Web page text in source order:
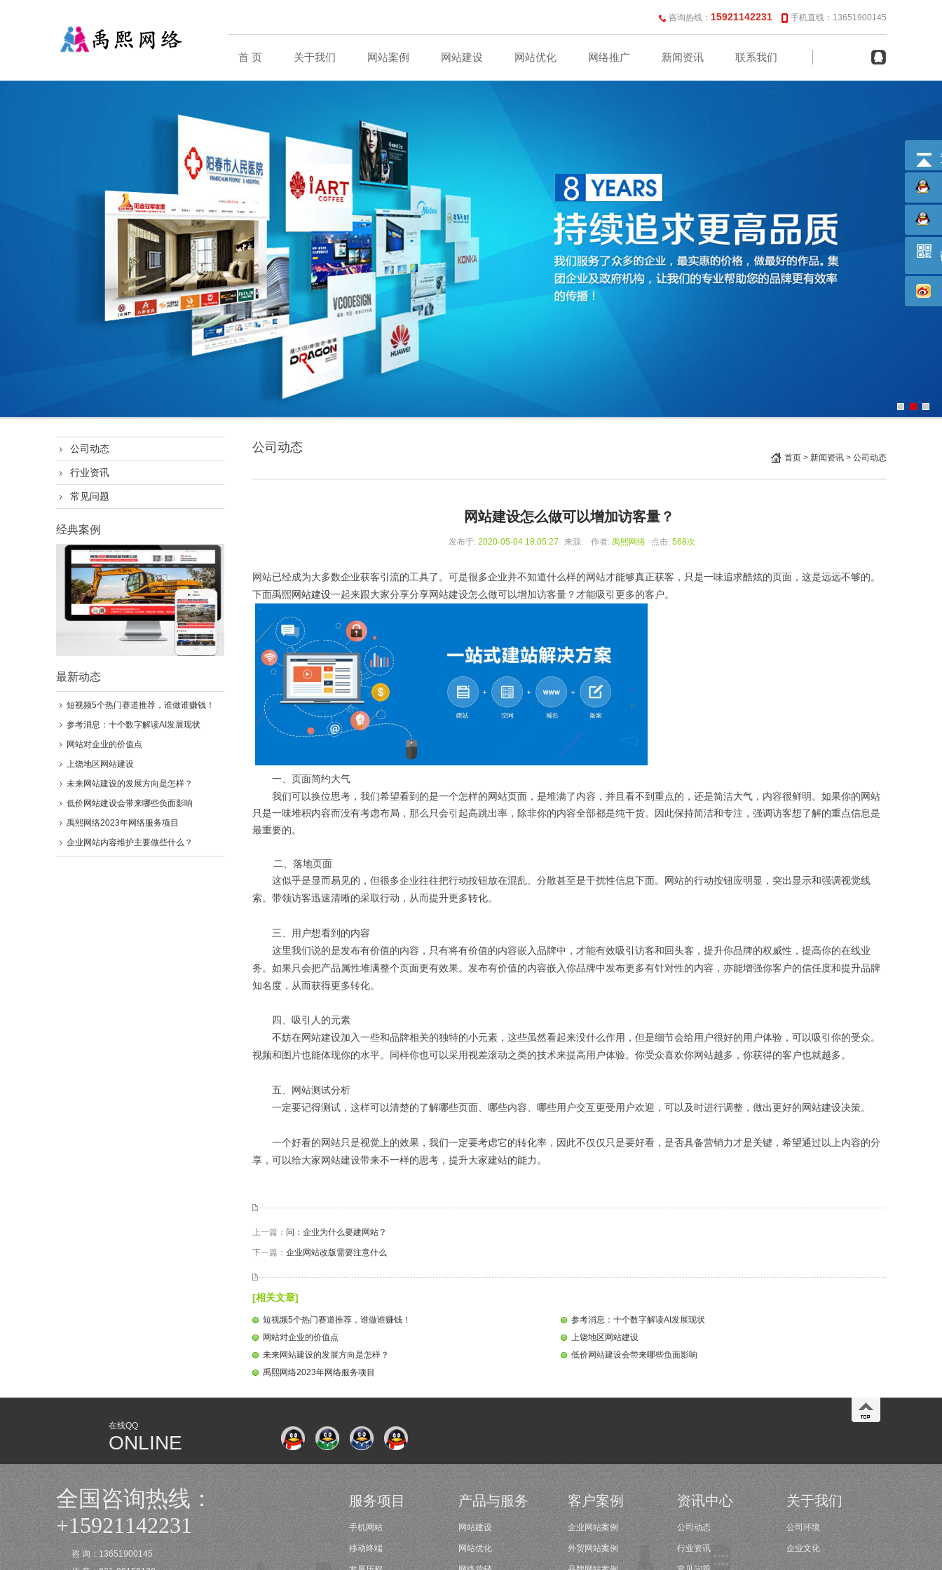
咨询热线： 15921142231 手机直线：13651900145
首 页 关于我们 网站案例 网站建设 网站优化 网络推广 新闻资讯 联系我们
公司动态
行业资讯
常见问题
经典案例
最新动态
短视频5个热门赛道推荐，谁做谁赚钱！
参考消息：十个数字解读AI发展现状
网站对企业的价值点
上饶地区网站建设
未来网站建设的发展方向是怎样？
低价网站建设会带来哪些负面影响
禹熙网络2023年网络服务项目
企业网站内容维护主要做些什么？
公司动态
首页> 新闻资讯> 公司动态
网站建设怎么做可以增加访客量？
发布于: 2020-05-04 18:05:27 来源: 作者: 禹熙网络 点击: 568次
网站已经成为大多数企业获客引流的工具了。可是很多企业并不知道什么样的网站才能够真正获客，只是一味追求酷炫的页面，这是远远不够的。
下面禹熙网站建设一起来跟大家分享分享网站建设怎么做可以增加访客量？才能吸引更多的客户。
一、页面简约大气
我们可以换位思考，我们希望看到的是一个怎样的网站页面，是堆满了内容，并且看不到重点的，还是简洁大气，内容很鲜明。如果你的网站
只是一味堆积内容而没有考虑布局，那么只会引起高跳出率，除非你的内容全部都是纯干货。因此保持简洁和专注，强调访客想了解的重点信息是
最重要的。
二、落地页面
这似乎是显而易见的，但很多企业往往把行动按钮放在混乱、分散甚至是干扰性信息下面。网站的行动按钮应明显，突出显示和强调视觉线
索。带领访客迅速清晰的采取行动，从而提升更多转化。
三、用户想看到的内容
这里我们说的是发布有价值的内容，只有将有价值的内容嵌入品牌中，才能有效吸引访客和回头客，提升你品牌的权威性，提高你的在线业
务。如果只会把产品属性堆满整个页面更有效果。发布有价值的内容嵌入你品牌中发布更多有针对性的内容，亦能增强你客户的信任度和提升品牌
知名度，从而获得更多转化。
四、吸引人的元素
不妨在网站建设加入一些和品牌相关的独特的小元素，这些虽然看起来没什么作用，但是细节会给用户很好的用户体验，可以吸引你的受众。
视频和图片也能体现你的水平。同样你也可以采用视差滚动之类的技术来提高用户体验。你受众喜欢你网站越多，你获得的客户也就越多。
五、网站测试分析
一定要记得测试，这样可以清楚的了解哪些页面、哪些内容、哪些用户交互更受用户欢迎，可以及时进行调整，做出更好的网站建设决策。
一个好看的网站只是视觉上的效果，我们一定要考虑它的转化率，因此不仅仅只是要好看，是否具备营销力才是关键，希望通过以上内容的分
享，可以给大家网站建设带来不一样的思考，提升大家建站的能力。
上一篇： 问：企业为什么要建网站？
下一篇： 企业网站改版需要注意什么
[相关文章]
短视频5个热门赛道推荐，谁做谁赚钱！
参考消息：十个数字解读AI发展现状
网站对企业的价值点
上饶地区网站建设
未来网站建设的发展方向是怎样？
低价网站建设会带来哪些负面影响
禹熙网络2023年网络服务项目
在线QQ
ONLINE
全国咨询热线：
+15921142231
咨 询：13651900145
服务项目
手机网站
移动终端
产品与服务
网站建设
网站优化
客户案例
企业网站案例
外贸网站案例
资讯中心
公司动态
行业资讯
关于我们
公司环境
企业文化